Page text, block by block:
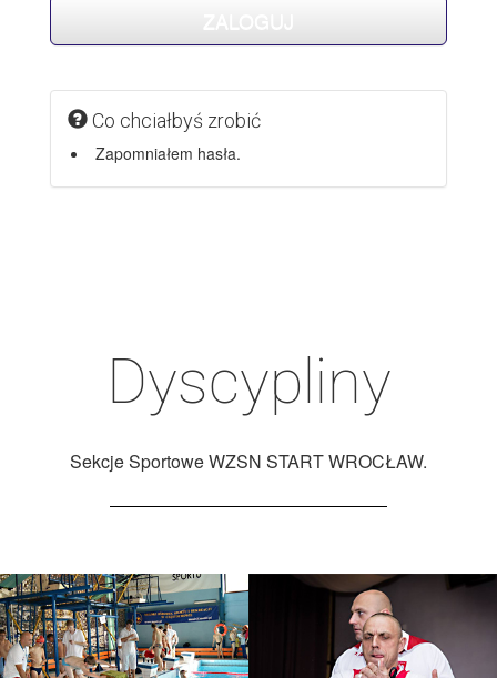
Co chciałbyś zrobić
Zapomniałem hasła.
Dyscypliny
Sekcje Sportowe WZSN START WROCŁAW.